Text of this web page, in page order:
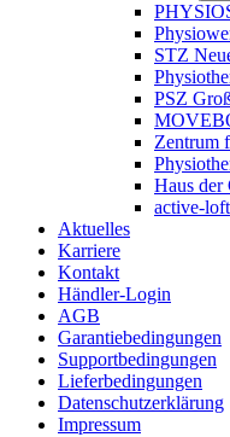
STZ
PSZ
Zentrum
Haus der
active-loft
Aktuelles
Karriere
Kontakt
Händler-Login
AGB
Garantiebedingungen
Supportbedingungen
Lieferbedingungen
Datenschutzerklärung
Impressum